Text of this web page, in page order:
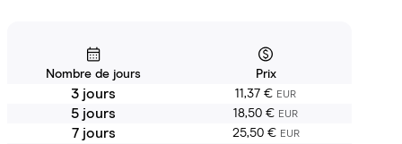
Nombre de jours Prix
3 jours 11,37 € EUR
5 jours 18,50 € EUR
7 jours 25,50 € EUR